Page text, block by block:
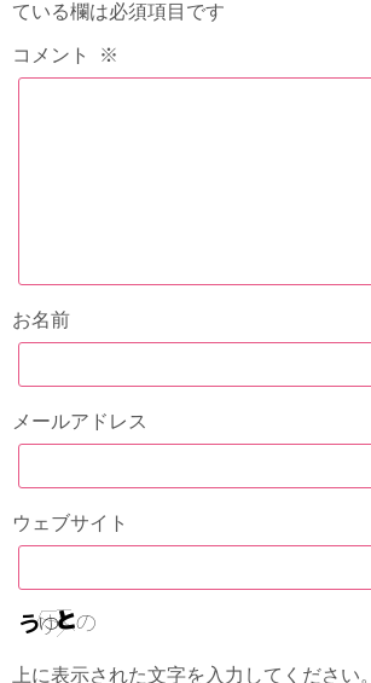
ている欄は必須項目です
コメント ※
お名前
メールアドレス
ウェブサイト
上に表示された文字を入力してください。